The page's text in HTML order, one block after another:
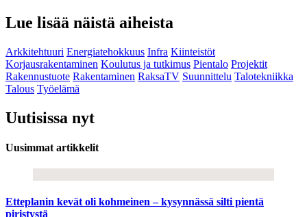
Lue lisää näistä aiheista
Arkkitehtuuri Energiatehokkuus Infra Kiinteistöt
Korjausrakentaminen Koulutus ja tutkimus Pientalo Projektit
Rakennustuote Rakentaminen RaksaTV Suunnittelu Talotekniikka
Talous Työelämä
Uutisissa nyt
Uusimmat artikkelit
Etteplanin kevät oli kohmeinen – kysynnässä silti pientä
piristystä